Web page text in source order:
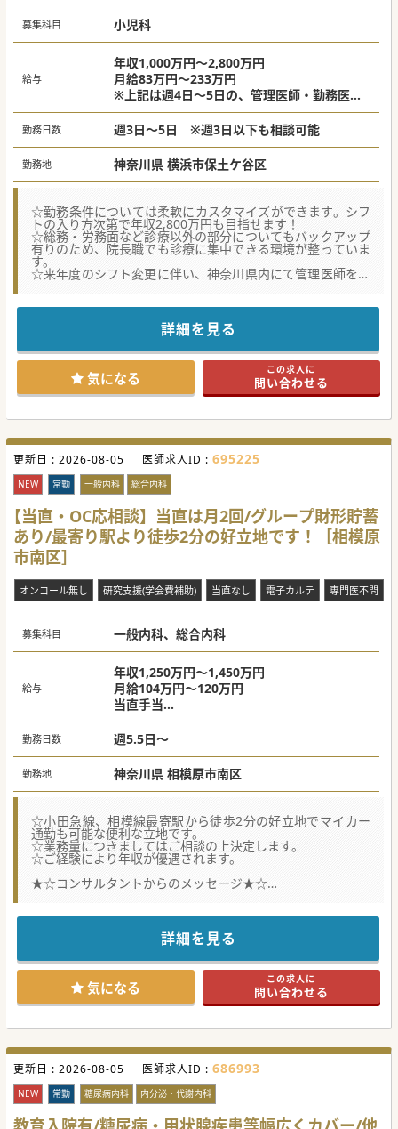
募集科目 小児科
給与
年収1,000万円～2,800万円
月給83万円～233万円
※上記は週4日～5日の、管理医師・勤務医師
の給与目安です。
※週3日の場合は、年収1,000万円～相談可。
※専門医・スキル・お人柄により、面接の上
決定いたします。
勤務日数 週3日～5日 ※週3日以下も相談可能
勤務地 神奈川県 横浜市保土ケ谷区
☆勤務条件については柔軟にカスタマイズができます。シフ
トの入り方次第で年収2,800万円も目指せます！
☆総務・労務面など診療以外の部分についてもバックアップ
有りのため、院長職でも診療に集中できる環境が整っていま
す。
☆来年度のシフト変更に伴い、神奈川県内にて管理医師を積
極募集中！ご就任いただくエリアについても相談可能です。
【医療機関情報】
■1都3件を中心に近年は関西地方にも進出！小児分野では全
国最大規模を誇る、ノウハウ整う大手法人のクリニックで
す。
■複数の勤務形態の医師と非常勤医師を配置する事で、土日
祝・年末年始も開院。地域の患者様への貢献に努められてい
■できるだけ医師の手間も省き、患者様をお待たせしない取
【職場環境や雰囲気】
■30代の先生からベテランの先生まで応募可能！全国各院で
若手ドクターも多数ご活躍中です。
■法人内の医師男女比は5:5！シフト調整は選任のドクター
サポート室にて迅速にご対応をいただけます。
■自社内のMacBookを利用した電子カルテを開発。患者様に
はＷebでの事前問診を行い予約をいただきます。
■神奈川県エリアにて管理医師としてご就任可能な先生を積
極募集！ご自宅エリア考慮しての勤務地ご相談も可能です。
【やりがい】
覧会実施など貴重な機会に多く携わることが出来ます。
■経営・運営面や、スタッフの教育面などについては、バッ
■管理医師となる先生には勤務医の先生に比べ、プラス300
～500万円程の管理医師手当の支給が含まれております。
#春入職可 #秋入職可
詳細を見る
気になる この求人に
問い合わせる
更新日 : 2026-08-05 医師求人ID : 695225
NEW 常勤 一般内科 総合内科
【当直・OC応相談】当直は月2回/グループ財形貯蓄
あり/最寄り駅より徒歩2分の好立地です！［相模原
市南区］
オンコール無し 研究支援(学会費補助) 当直なし 電子カルテ 専門医不問
募集科目 一般内科、総合内科
給与
年収1,250万円～1,450万円
月給104万円～120万円
当直手当
平日：55,000円、土曜（日当直）90,000円、
日祝（日当直）110,000円
オンコール手当
勤務日数 週5.5日～
勤務地 神奈川県 相模原市南区
☆小田急線、相模線最寄駅から徒歩2分の好立地でマイカー
通勤も可能な便利な立地です。
☆業務量につきましてはご相談の上決定します。
☆ご経験により年収が優遇されます。
★☆コンサルタントからのメッセージ★☆
神奈川県相模原市にございます病院求人でございます。
キャリアアップをお考えの先生におすすめです。
是非、ご検討くださいませ。
#春入職可
#秋入職可
詳細を見る
気になる この求人に
問い合わせる
更新日 : 2026-08-05 医師求人ID : 686993
NEW 常勤 糖尿病内科 内分泌・代謝内科